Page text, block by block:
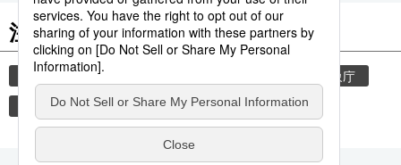
注目のキーワード
共同通信ニュース
気象庁
地震 熊本 熊本地震 観光